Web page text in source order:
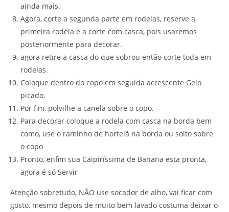
ainda mais.
Agora, corte a segunda parte em rodelas, reserve a
primeira rodela e a corte com casca, pois usaremos
posteriormente para decorar.
agora retire a casca do que sobrou então corte toda em
rodelas.
Coloque dentro do copo em seguida acrescente Gelo
picado.
Por fim, polvilhe a canela sobre o copo.
Para decorar coloque a rodela com casca na borda bem
como, use o raminho de hortelã na borda ou solto sobre
o copo
Pronto, enfim sua Caipiríssima de Banana esta pronta,
agora é só Servir
Atenção sobretudo, NÃO use socador de alho, vai ficar com
gosto, mesmo depois de muito bem lavado costuma deixar o